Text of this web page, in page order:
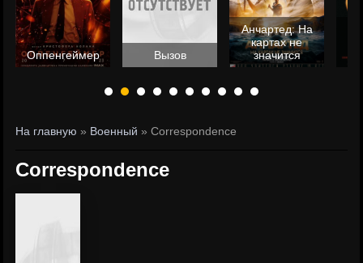
Оппенгеймер Вызов
Анчартед: На
картах не
значится
На главную » Военный » Correspondence
Correspondence